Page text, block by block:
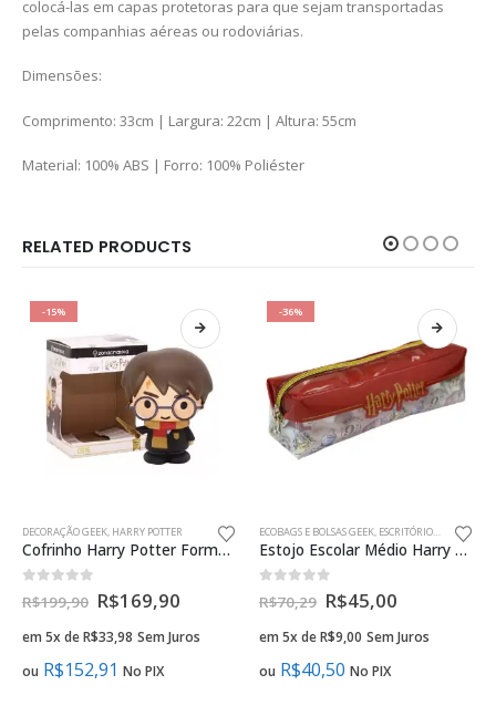
colocá-las em capas protetoras para que sejam transportadas
pelas companhias aéreas ou rodoviárias.
Dimensões:
Comprimento: 33cm | Largura: 22cm | Altura: 55cm
Material: 100% ABS | Forro: 100% Poliéster
RELATED PRODUCTS
-15%
DECORAÇÃO GEEK, HARRY POTTER
Cofrinho Harry Potter Formato 3D Vinil Oficial HP
R$199,90 R$169,90
em 5x deR$33,98 Sem Juros
ou R$152,91 No PIX
-36%
ECOBAGS E BOLSAS GEEK, ESCRITÓRIO,PAPELARIA
Estojo Escolar Médio Harry Potter em PVC
fora de 5
R$70,29 R$45,00
em 5x deR$9,00 Sem Juros
ou R$40,50 No PIX